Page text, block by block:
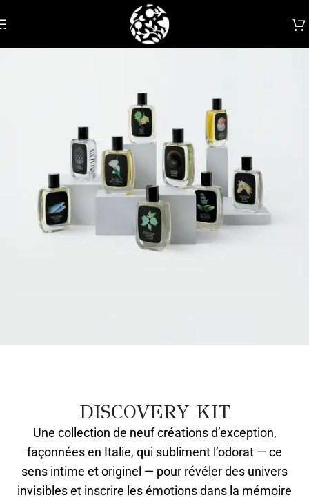
Skip to main content
DISCOVERY KIT
Une collection de neuf créations d’exception,
façonnées en Italie, qui subliment l’odorat — ce
sens intime et originel — pour révéler des univers
invisibles et inscrire les émotions dans la mémoire